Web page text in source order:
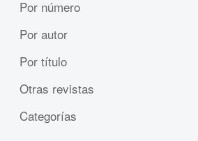
Por número
Por autor
Por título
Otras revistas
Categorías